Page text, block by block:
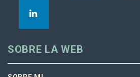
SOBRE LA WEB